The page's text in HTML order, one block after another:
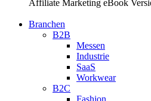
Affiliate Marketing eBook
Branchen
B2B
Messen
Industrie
SaaS
Workwear
B2C
Fashion